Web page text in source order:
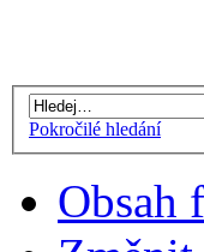
Pokročilé hledání
Obsah